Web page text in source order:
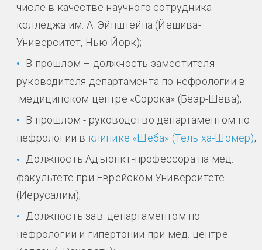
числе в качестве научного сотрудника
колледжа им. А. Эйнштейна (Йешива-
Университет, Нью-Йорк);
В прошлом – должность заместителя
руководителя департамента по нефрологии в
медицинском центре «Сорока» (Беэр-Шева);
В прошлом - руководство департаментом по
нефрологии в клинике «Шеба» (Тель ха-Шомер);
Должность Адъюнкт-профессора на мед.
факультете при Еврейском Университете
(Иерусалим);
Должность зав. департаментом по
нефрологии и гипертонии при мед. центре